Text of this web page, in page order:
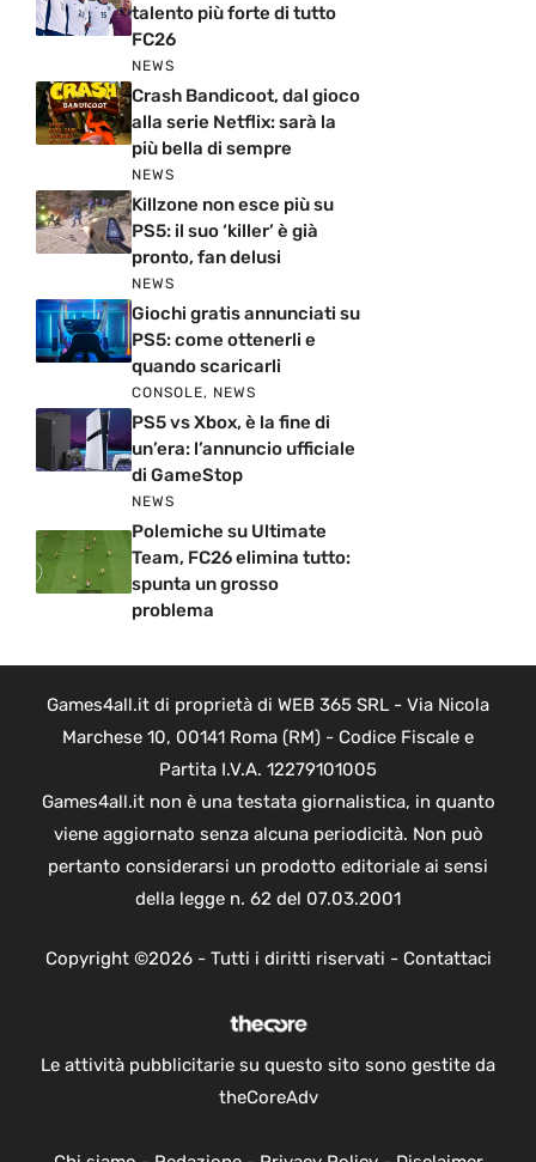
talento più forte di tutto
FC26
NEWS
Crash Bandicoot, dal gioco
alla serie Netflix: sarà la
più bella di sempre
NEWS
Killzone non esce più su
PS5: il suo ‘killer’ è già
pronto, fan delusi
NEWS
Giochi gratis annunciati su
PS5: come ottenerli e
quando scaricarli
CONSOLE, NEWS
PS5 vs Xbox, è la fine di
un’era: l’annuncio ufficiale
di GameStop
NEWS
Polemiche su Ultimate
Team, FC26 elimina tutto:
spunta un grosso
problema
Games4all.it di proprietà di WEB 365 SRL - Via Nicola
Marchese 10, 00141 Roma (RM) - Codice Fiscale e
Partita I.V.A. 12279101005
Games4all.it non è una testata giornalistica, in quanto
viene aggiornato senza alcuna periodicità. Non può
pertanto considerarsi un prodotto editoriale ai sensi
della legge n. 62 del 07.03.2001
Copyright ©2026 - Tutti i diritti riservati - Contattaci
Le attività pubblicitarie su questo sito sono gestite da
theCoreAdv